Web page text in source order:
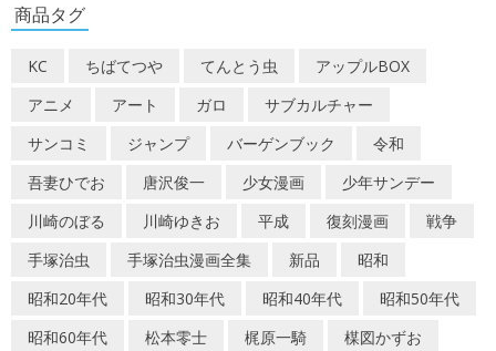
象:
商品タグ
KC ちばてつや てんとう虫
アップルBOX
アニメ
アート ガロ
サブカルチャー
サンコミ
ジャンプ バーゲンブック
令和
吾妻ひでお
唐沢俊一 少女漫画
少年サンデー
川崎のぼる
川崎ゆきお 平成 復刻漫画
戦争
手塚治虫
手塚治虫漫画全集 新品
昭和
昭和20年代
昭和30年代 昭和40年代
昭和50年代
昭和60年代
松本零士 梶原一騎
楳図かずお